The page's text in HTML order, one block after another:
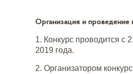
Организация и проведение
1. Конкурс проводится с
2019 года.
2. Организатором